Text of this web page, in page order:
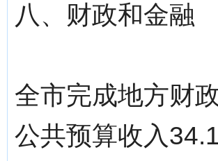
八、财政和金融
全市完成地方财
公共预算收入